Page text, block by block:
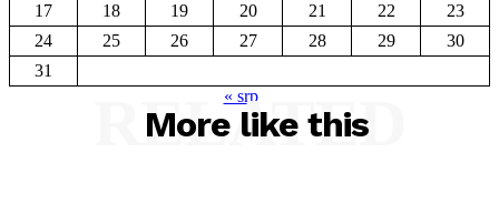
17
18 19 20 21 22
23
24
25 26 27 28 29
30
31
« srp
More like this
RELATED